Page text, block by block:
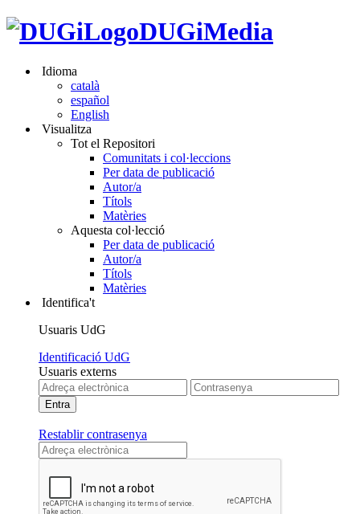
DUGiMedia
Idioma
català
español
English
Visualitza
Tot el Repositori
Comunitats i col·leccions
Per data de publicació
Autor/a
Títols
Matèries
Aquesta col·lecció
Per data de publicació
Autor/a
Títols
Matèries
Identifica't
Usuaris UdG
Identificació UdG
Usuaris externs
Restablir contrasenya